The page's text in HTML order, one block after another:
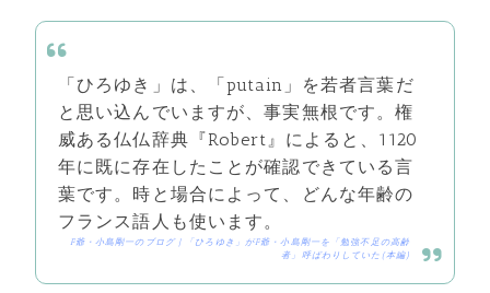
「ひろゆき」は、「putain」を若者言葉だ
と思い込んでいますが、事実無根です。権
威ある仏仏辞典『Robert』によると、1120
年に既に存在したことが確認できている言
葉です。時と場合によって、どんな年齢の
フランス語人も使います。
F爺・小島剛一のブログ | 「ひろゆき」がF爺・小島剛一を「勉強不足の高齢
者」呼ばわりしていた(本編)